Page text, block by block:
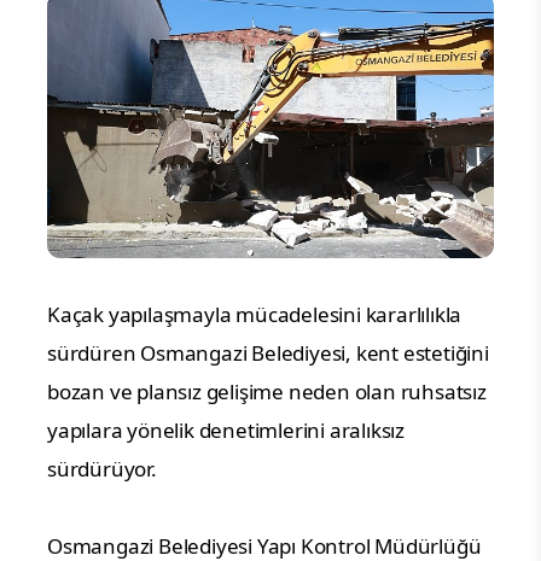
Kaçak yapılaşmayla mücadelesini kararlılıkla
sürdüren Osmangazi Belediyesi, kent estetiğini
bozan ve plansız gelişime neden olan ruhsatsız
yapılara yönelik denetimlerini aralıksız
sürdürüyor.
Osmangazi Belediyesi Yapı Kontrol Müdürlüğü